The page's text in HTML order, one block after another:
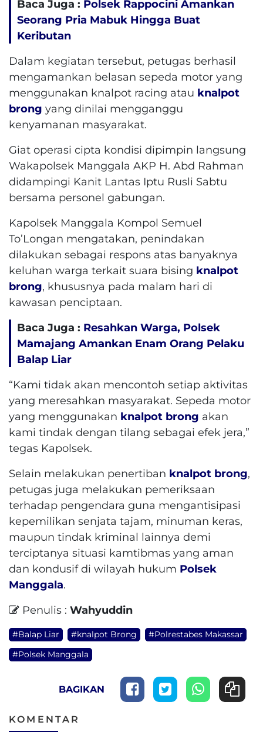
Baca Juga : Polsek Rappocini Amankan
Seorang Pria Mabuk Hingga Buat
Keributan
Dalam kegiatan tersebut, petugas berhasil
mengamankan belasan sepeda motor yang
menggunakan knalpot racing atau knalpot
brong yang dinilai mengganggu
kenyamanan masyarakat.
Giat operasi cipta kondisi dipimpin langsung
Wakapolsek Manggala AKP H. Abd Rahman
didampingi Kanit Lantas Iptu Rusli Sabtu
bersama personel gabungan.
Kapolsek Manggala Kompol Semuel
To’Longan mengatakan, penindakan
dilakukan sebagai respons atas banyaknya
keluhan warga terkait suara bising knalpot
brong, khususnya pada malam hari di
kawasan penciptaan.
Baca Juga : Resahkan Warga, Polsek
Mamajang Amankan Enam Orang Pelaku
Balap Liar
“Kami tidak akan mencontoh setiap aktivitas
yang meresahkan masyarakat. Sepeda motor
yang menggunakan knalpot brong akan
kami tindak dengan tilang sebagai efek jera,”
tegas Kapolsek.
Selain melakukan penertiban knalpot brong,
petugas juga melakukan pemeriksaan
terhadap pengendara guna mengantisipasi
kepemilikan senjata tajam, minuman keras,
maupun tindak kriminal lainnya demi
terciptanya situasi kamtibmas yang aman
dan kondusif di wilayah hukum Polsek
Manggala.
Penulis : Wahyuddin
#Balap Liar #knalpot Brong
#Polrestabes Makassar
#Polsek Manggala
BAGIKAN
KOMENTAR